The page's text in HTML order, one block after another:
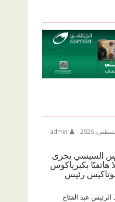
السيسي يجرى
هاتفيًا بكيرياكوس
رئيس
عبد الفتاح